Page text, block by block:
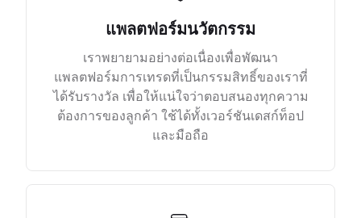
แพลตฟอร์มนวัตกรรม
เราพยายามอย่างต่อเนื่องเพื่อพัฒนา
แพลตฟอร์มการเทรดที่เป็นกรรมสิทธิ์ของเราที่
ได้รับรางวัล เพื่อให้แน่ใจว่าตอบสนองทุกความ
ต้องการของลูกค้า ใช้ได้ทั้งเวอร์ชันเดสก์ท็อป
และมือถือ